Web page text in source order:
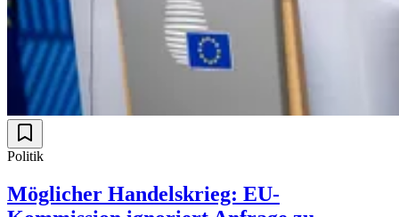
Politik
Möglicher Handelskrieg: EU-